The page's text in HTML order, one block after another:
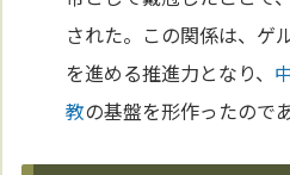
された。この関係は、ゲ
を進める推進力となり、
教の基盤を形作ったので